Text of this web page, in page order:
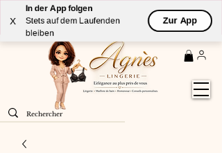
X
In der App folgen
Stets auf dem Laufenden
bleiben
Zur App
LivraisonGRATUITE (à partir de 59€) à domicile par
Colissimo en France métropolitaine